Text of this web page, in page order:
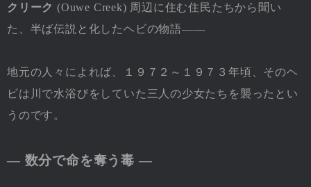
クリーク (Ouwe Creek) 周辺に住む住民たちから聞い
た、半ば伝説と化したヘビの物語――
地元の人々によれば、１９７２～１９７３年頃、そのヘ
ビは川で水浴びをしていた三人の少女たちを襲ったとい
うのです。
― 数分で命を奪う毒 ―